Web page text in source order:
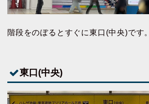
階段をのぼるとすぐに東口(中央)です。
東口(中央)